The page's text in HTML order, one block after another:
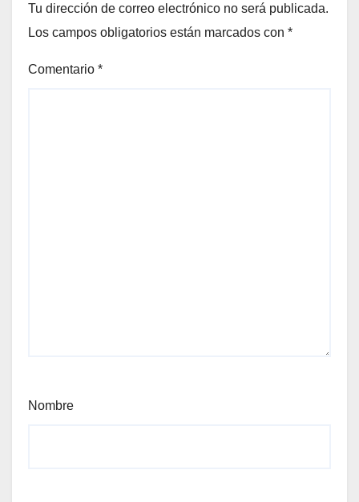
Tu dirección de correo electrónico no será publicada.
Los campos obligatorios están marcados con *
Comentario *
Nombre